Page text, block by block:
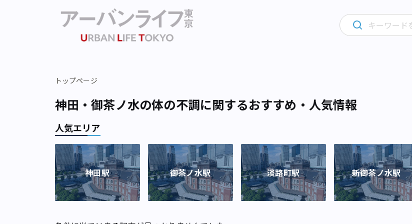
トップページ
神田・御茶ノ水の体の不調に関するおすすめ・人気情報
人気エリア
神田駅 御茶ノ水駅 淡路町駅 新御茶ノ水駅